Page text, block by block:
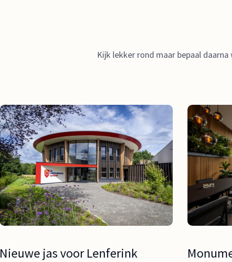
Kijk lekker rond maar bepaal
Nieuwe jas voor Lenferink